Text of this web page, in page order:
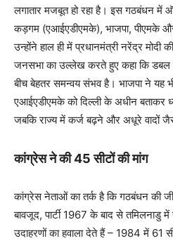
लगातार मजबूत हो रहा है। इस गठबंधन में
कड़गम (एआईएडीएमके), भाजपा, पीएमके
उन्होंने हाल ही में प्रधानमंत्री नरेंद्र
जनसभा का उल्लेख करते हुए कहा कि
बीच बेहतर समन्वय संभव है। भाजपा ने यह
एआईएडीएमके को दिल्ली के अधीन बताकर
जबकि राज्य में कर्ज बढ़ने और अधूरे वादों
कांग्रेस ने की 45 सीटों की मांग
कांग्रेस नेताओं का तर्क है कि गठबंधन की
बावजूद, पार्टी 1967 के बाद से तमिलनाडु में
उदाहरणों का हवाला देते हैं – 1984 में